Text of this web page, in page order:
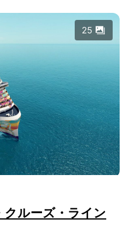
25
ルーズ・ライン